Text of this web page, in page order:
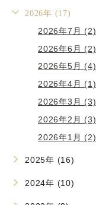
2026年 (17)
2026年7月 (2)
2026年6月 (2)
2026年5月 (4)
2026年4月 (1)
2026年3月 (3)
2026年2月 (3)
2026年1月 (2)
2025年 (16)
2024年 (10)